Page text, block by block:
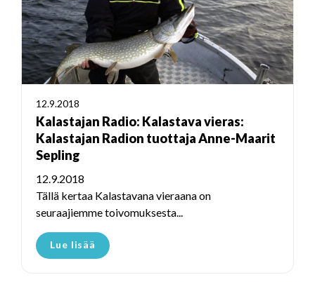
12.9.2018
Kalastajan Radio: Kalastava vieras:
Kalastajan Radion tuottaja Anne-Maarit
Sepling
12.9.2018
Tällä kertaa Kalastavana vieraana on
seuraajiemme toivomuksesta...
Lue lisää